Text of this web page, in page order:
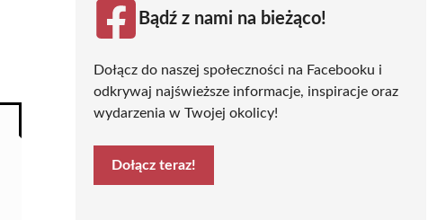
Bądź z nami na bieżąco!
Dołącz do naszej społeczności na Facebooku i
odkrywaj najświeższe informacje, inspiracje oraz
wydarzenia w Twojej okolicy!
Dołącz teraz!